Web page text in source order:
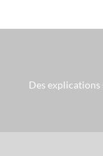
Des